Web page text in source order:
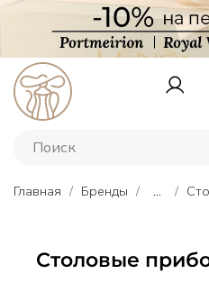
Главная Бренды ...
Столовые